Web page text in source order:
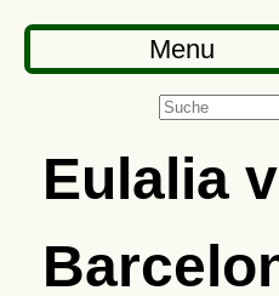
Menu
Eulalia